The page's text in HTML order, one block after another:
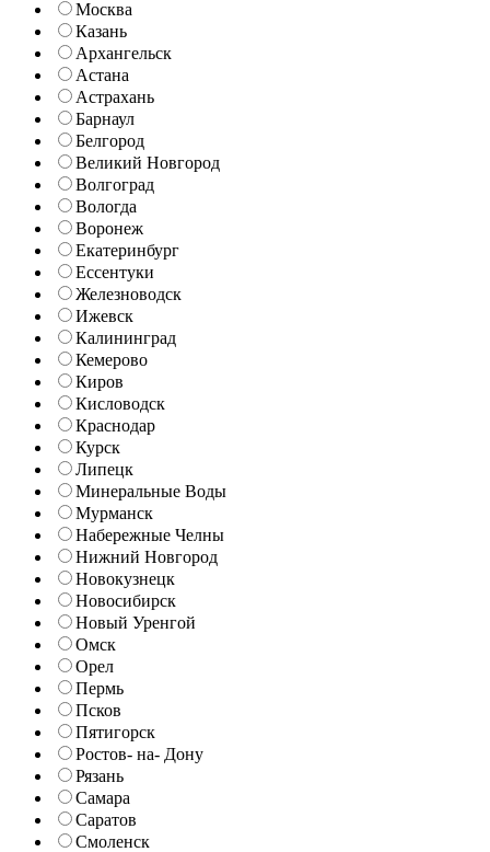
Москва
Казань
Архангельск
Астана
Астрахань
Барнаул
Белгород
Великий Новгород
Волгоград
Вологда
Воронеж
Екатеринбург
Ессентуки
Железноводск
Ижевск
Калининград
Кемерово
Киров
Кисловодск
Краснодар
Курск
Липецк
Минеральные Воды
Мурманск
Набережные Челны
Нижний Новгород
Новокузнецк
Новосибирск
Новый Уренгой
Омск
Орел
Пермь
Псков
Пятигорск
Ростов- на- Дону
Рязань
Самара
Саратов
Смоленск